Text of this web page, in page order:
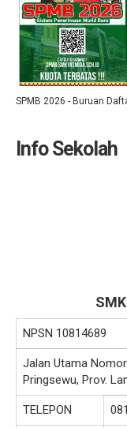
SPMB 2026 - Buruan
Info Sekolah
NPSN 10814689
Jalan Utama
Pringsewu, Prov.
TELEPON